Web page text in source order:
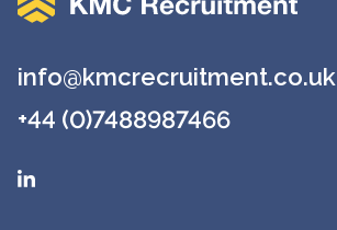
info@kmcrecruitment.co.uk
+44 (0)7488987466